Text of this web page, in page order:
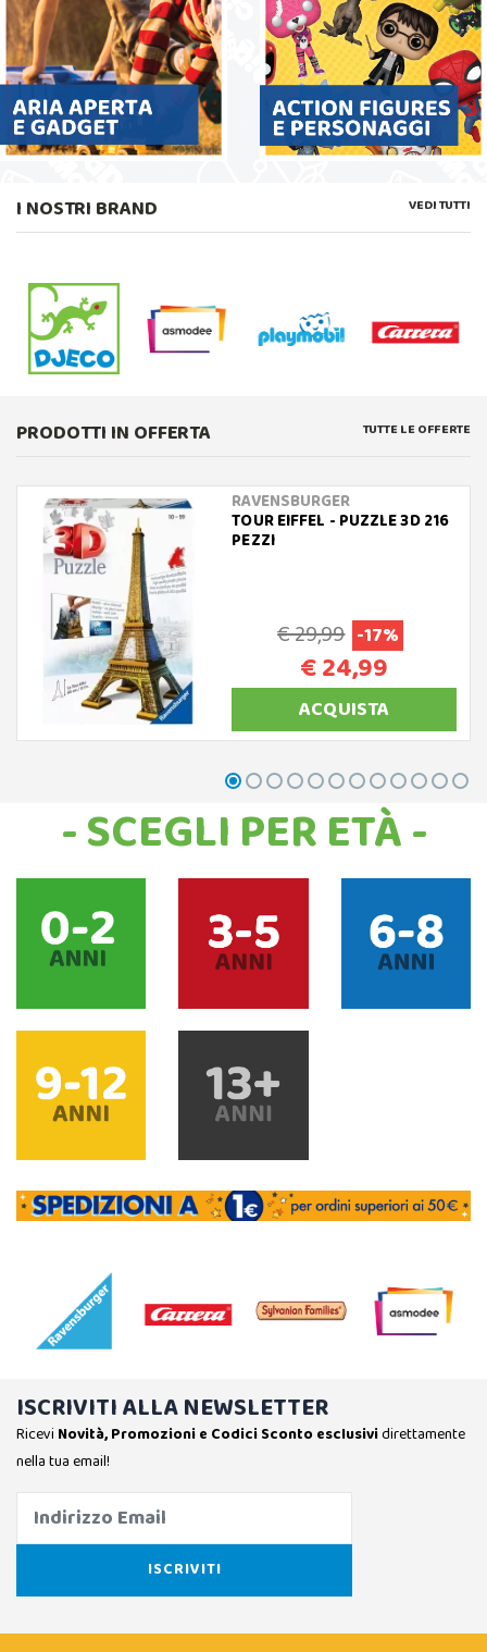
I NOSTRI BRAND VEDI TUTTI
PRODOTTI IN OFFERTA TUTTE LE OFFERTE
RAVENSBURGER
TOUR EIFFEL - PUZZLE 3D 216
PEZZI
€ 29,99 -17%
€ 24,99
ACQUISTA
- SCEGLI PER ETÀ -
ISCRIVITI ALLA NEWSLETTER
Ricevi Novità, Promozioni e Codici Sconto esclusividirettamente
nella tua email!